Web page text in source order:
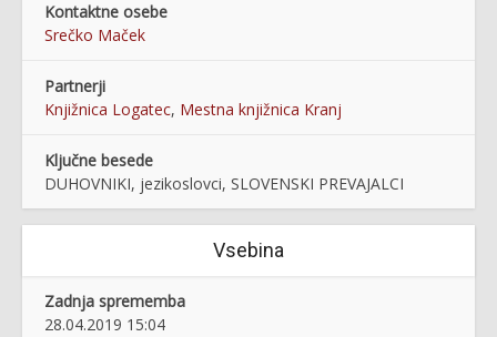
Kontaktne osebe
Srečko Maček
Partnerji
Knjižnica Logatec, Mestna knjižnica Kranj
Ključne besede
DUHOVNIKI, jezikoslovci, SLOVENSKI PREVAJALCI
Vsebina
Zadnja sprememba
28.04.2019 15:04